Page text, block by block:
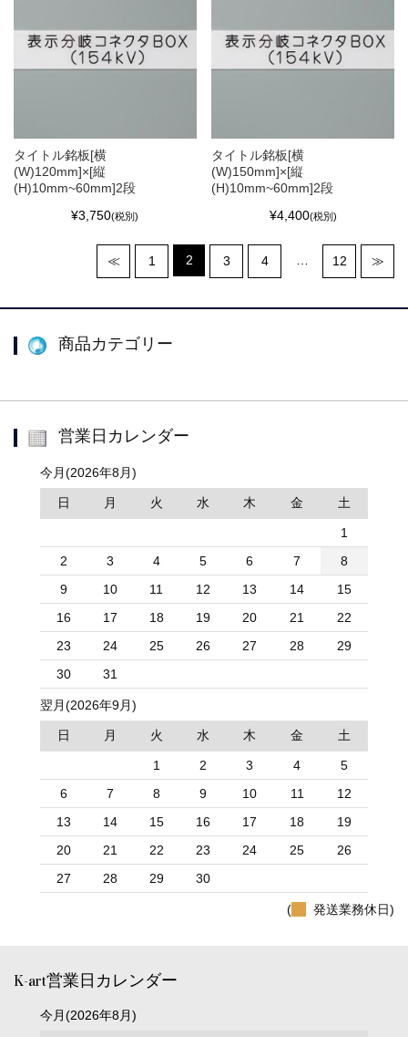
タイトル銘板[横
(W)120mm]×[縦
(H)10mm~60mm]2段
¥3,750(税別)
タイトル銘板[横
(W)150mm]×[縦
(H)10mm~60mm]2段
¥4,400(税別)
≪ 1 2 3 4 12 ≫
商品カテゴリー
営業日カレンダー
今月(2026年8月)
日 月 火 水 木 金 土
1
2
3 4 5 6 7
8
9
10 11 12 13 14
15
16
17 18 19 20 21
22
23
24 25 26 27 28
29
30
31
翌月(2026年9月)
日 月 火 水 木 金 土
1 2 3 4
5
6
7 8 9 10 11
12
13
14 15 16 17 18
19
20
21 22 23 24 25
26
27
28 29 30
( 発送業務休日)
K-art営業日カレンダー
今月(2026年8月)